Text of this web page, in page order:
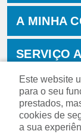
A MINHA
SERVIÇO
Este website
para o seu
prestados,
cookies de
a sua